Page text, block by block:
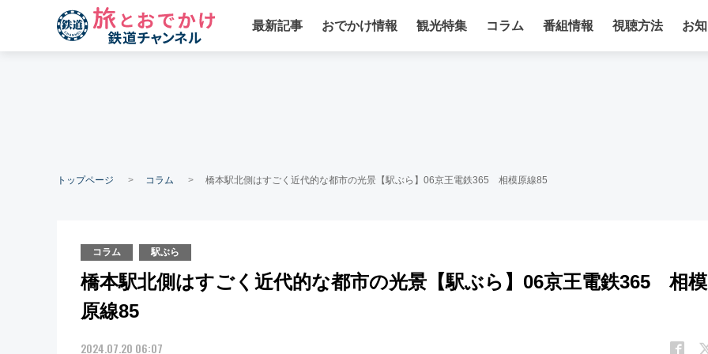
最新記事 おでかけ情報 観光特集 コラム 番組情報 視聴方法 お
トップページ コラム 橋本駅北側はすごく近代的な都市の光景【駅ぶら】06京王電鉄365 相模原線85
コラム 駅ぶら
橋本駅北側はすごく近代的な都市の光景【駅ぶら】06京王電鉄365 相模
原線85
2024.07.20 06:07